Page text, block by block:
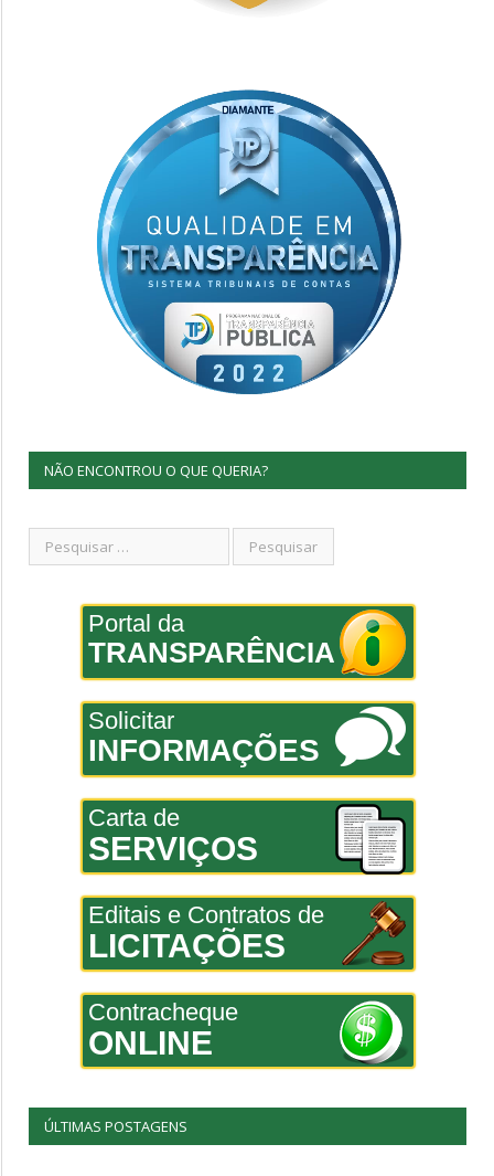
NÃO ENCONTROU O QUE QUERIA?
Portal da
TRANSPARÊNCIA
Solicitar
INFORMAÇÕES
Carta de
SERVIÇOS
Editais e Contratos de
LICITAÇÕES
Contracheque
ONLINE
ÚLTIMAS POSTAGENS